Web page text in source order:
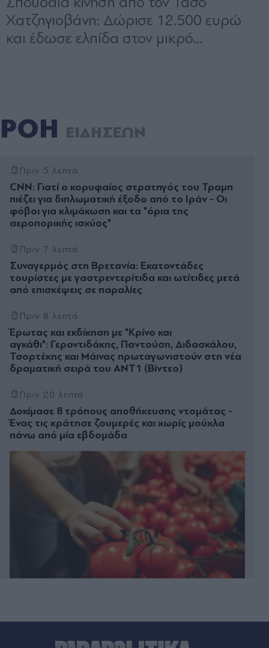
ΡΟΗ ΕΙΔΗΣΕΩΝ
Πριν 5 λεπτά
CNN: Γιατί ο κορυφαίος στρατηγός του Τραμπ
πιέζει για διπλωματική έξοδο από το Ιράν - Οι
φόβοι για κλιμάκωση και τα "όρια της
αεροπορικής ισχύος"
Πριν 7 λεπτά
Συναγερμός στη Βρετανία: Εκατοντάδες
τουρίστες με γαστρεντερίτιδα και ωτίτιδες μετά
από επισκέψεις σε παραλίες
Πριν 8 λεπτά
Έρωτας και εκδίκηση με "Κρίνο και
αγκάθι": Γεροντιδάκης, Παντούση, Διδασκάλου,
Τσορτέκης και Μάινας πρωταγωνιστούν στη νέα
δραματική σειρά του ΑΝΤ1 (Βίντεο)
Πριν 20 λεπτά
Δοκίμασε 8 τρόπους αποθήκευσης ντομάτας -
Ένας τις κράτησε ζουμερές και χωρίς μούχλα
πάνω από μία εβδομάδα
ανοίξει όταν οι ΗΠΑ αποδεχθούν τους όρους της